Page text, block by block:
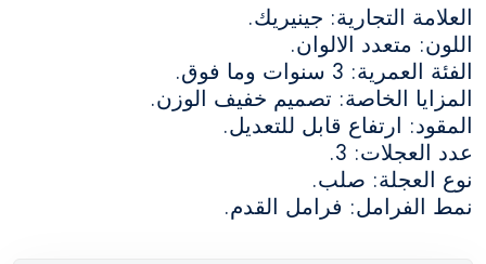
العلامة التجارية: جينيريك.
اللون: متعدد الالوان.
الفئة العمرية: 3 سنوات وما فوق.
المزايا الخاصة: تصميم خفيف الوزن.
المقود: ارتفاع قابل للتعديل.
عدد العجلات: 3.
نوع العجلة: صلب.
نمط الفرامل: فرامل القدم.